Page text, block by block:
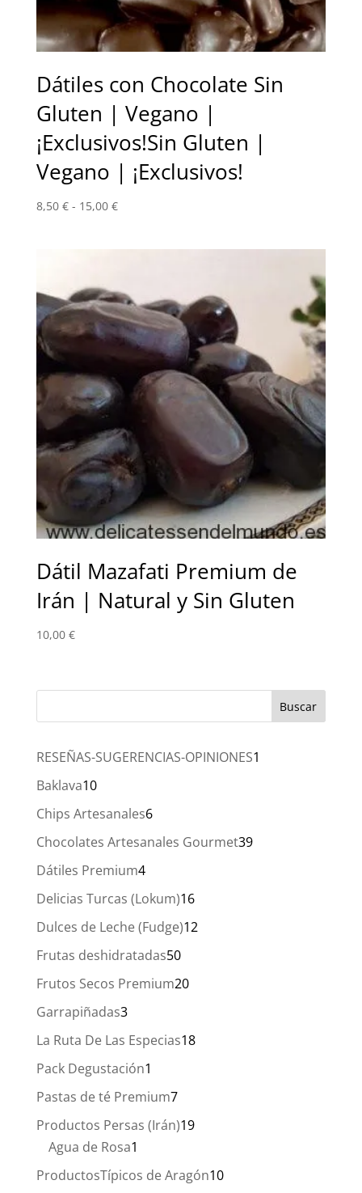
Dátiles con Chocolate Sin
Gluten | Vegano |
¡Exclusivos!Sin Gluten |
Vegano | ¡Exclusivos!
8,50 € - 15,00 €Rango
hasta
15,00 €
Dátil Mazafati Premium de
Irán | Natural y Sin Gluten
10,00 €
RESEÑAS-SUGERENCIAS-OPINIONES1
Baklava1010
productos
Chips Artesanales66
productos
Chocolates Artesanales Gourmet3939
Dátiles Premium44
productos
Delicias Turcas (Lokum)1616
productos
Dulces de Leche (Fudge)1212
Frutas deshidratadas5050
productos
Frutos Secos Premium2020
Garrapiñadas33
productos
La Ruta De Las Especias1818
Pack Degustación1
producto
Pastas de té Premium77
productos
Productos Persas (Irán)1919
Agua de Rosa1
producto
ProductosTípicos de Aragón1010